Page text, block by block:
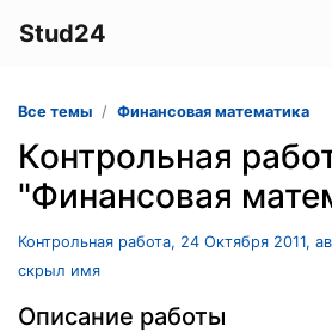
Stud24
Все темы Финансовая математика
Контрольная
"Финансовая
Контрольная работа, 24 Октября 2011,
скрыл имя
Описание работы